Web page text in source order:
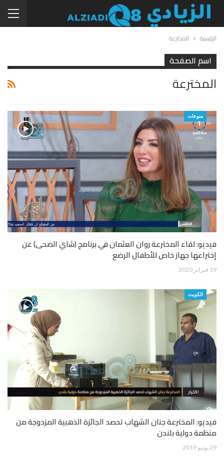
الرئيسية المخترعة
اسم الصفحة
المخترعة
منوعات
فيديو: لقاء المخترعة روان العثمان في برنامج (شاي الضحى) عن
إختراعها جهاز خاص للأطفال الرضع
19 فبراير 2020
الكويت
فيديو: المخترعة جنان الشهاب تحصد الجائزة الذهبية المزدوجة من
منظمة دولية بلندن
29 يونيو 2019